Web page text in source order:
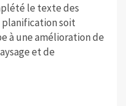
le texte des
planification soit
à une amélioration de
et de